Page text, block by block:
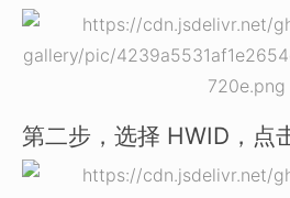
第二步，选择 HWID，点